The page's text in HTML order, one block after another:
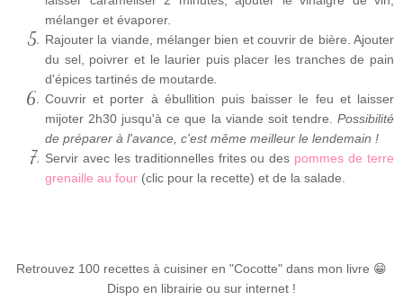
mélanger et évaporer.
Rajouter la viande, mélanger bien et couvrir de bière. Ajouter
du sel, poivrer et le laurier puis placer les tranches de pain
d'épices tartinés de moutarde.
Couvrir et porter à ébullition puis baisser le feu et laisser
mijoter 2h30 jusqu'à ce que la viande soit tendre. Possibilité
de préparer à l'avance, c'est même meilleur le lendemain !
Servir avec les traditionnelles frites ou des pommes de terre
grenaille au four (clic pour la recette) et de la salade.
Retrouvez 100 recettes à cuisiner en "Cocotte" dans mon livre 😁
Dispo en librairie ou sur internet !